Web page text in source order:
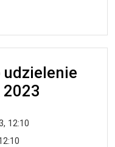
udzielenie
12:10